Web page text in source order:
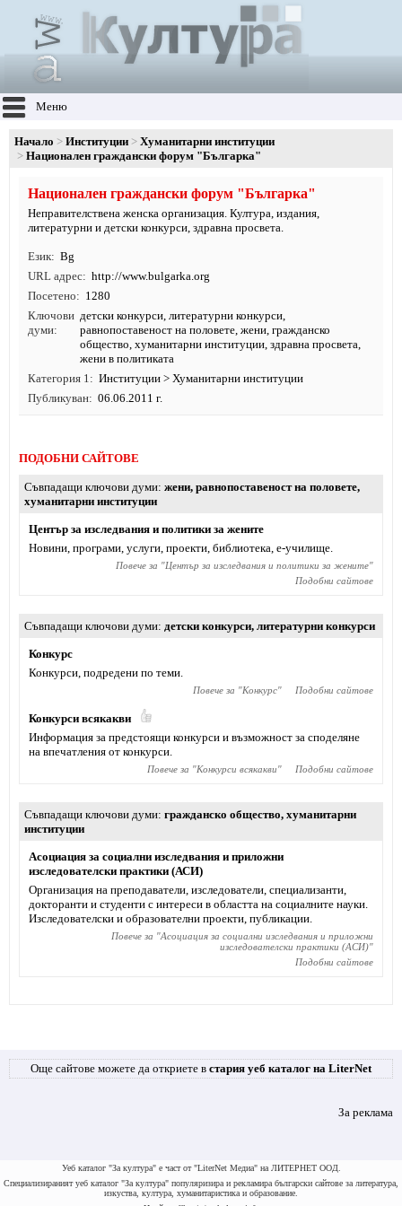
Меню
Начало Институции
Хуманитарни институции
Национален граждански форум "Българка"
Национален граждански форум "Българка"
Неправителствена женска организация. Култура, издания,
литературни и детски конкурси, здравна просвета.
Език
Bg
URL адрес
http://www.bulgarka.org
Посетено
1280
Ключови
думи
детски конкурси, литературни конкурси,
равнопоставеност на половете, жени, гражданско
общество, хуманитарни институции, здравна просвета,
жени в политиката
Категория 1
Институции > Хуманитарни институции
Публикуван
06.06.2011 г.
ПОДОБНИ САЙТОВЕ
Съвпадащи ключови думи жени, равнопоставеност на половете,
хуманитарни институции
Център за изследвания и политики за жените
Новини, програми, услуги, проекти, библиотека, е-училище.
Повече за "Център за изследвания и политики за жените"
Подобни сайтове
Съвпадащи ключови думи детски конкурси, литературни конкурси
Конкурс
Конкурси, подредени по теми.
Повече за "Конкурс" Подобни сайтове
Конкурси всякакви
Информация за предстоящи конкурси и възможност за споделяне
на впечатления от конкурси.
Повече за "Конкурси всякакви" Подобни сайтове
Съвпадащи ключови думи гражданско общество, хуманитарни
институции
Асоциация за социални изследвания и приложни
изследователски практики (АСИ)
Организация на преподаватели, изследователи, специализанти,
докторанти и студенти с интереси в областта на социалните науки.
Изследователски и образователни проекти, публикации.
Повече за "Асоциация за социални изследвания и приложни
изследователски практики (АСИ)"
Подобни сайтове
Още сайтове можете да откриете в стария уеб каталог на LiterNet
За реклама
Уеб каталог "За култура" е част от "LiterNet Медиа" на ЛИТЕРНЕТ ООД.
Специализираният уеб каталог "За култура" популяризира и рекламира български сайтове за литература,
изкуства, култура, хуманитаристика и образование.